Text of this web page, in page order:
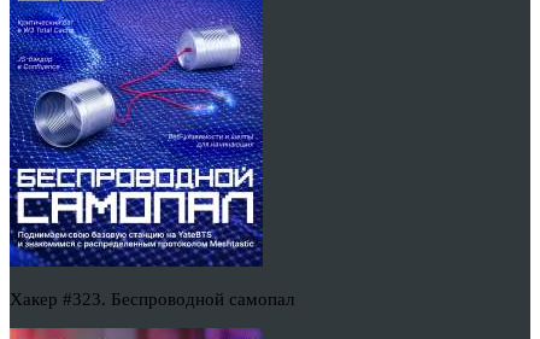
Хакер #323. Беспроводной самопал